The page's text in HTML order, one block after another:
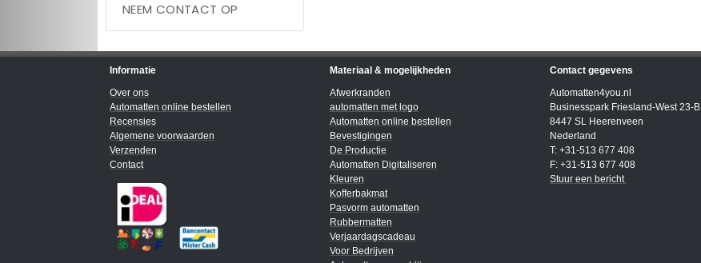
NEEM CONTACT OP
Informatie
Over ons
Automatten online bestellen
Recensies
Algemene voorwaarden
Verzenden
Contact
Materiaal & mogelijkheden
Afwerkranden
automatten met logo
Automatten online bestellen
Bevestigingen
De Productie
Automatten Digitaliseren
Kleuren
Kofferbakmat
Pasvorm automatten
Rubbermatten
Verjaardagscadeau
Voor Bedrijven
Contact gegevens
Automatten4you.nl
Businesspark Friesland-West 23-B
8447 SL Heerenveen
Nederland
T: +31-513 677 408
F: +31-513 677 408
Stuur een bericht